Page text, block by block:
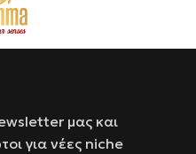
μας και
για νέες niche